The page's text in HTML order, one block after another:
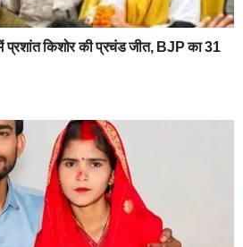
प्रशांत किशोर की प्रचंड जीत, BJP का 31